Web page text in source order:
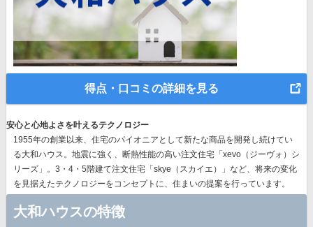
得点・口コミの詳細を見る
安心と心地よさを叶えるテクノロジー
1955年の創業以来、 住宅のパイオニア として新たな商品を開発し続けてい
る大和ハウス。地震に強く、断熱性能の高い注文住宅「xevo（ジーヴォ）シ
リーズ」。3・4・5階建て注文住宅「skye（スカイエ）」など、 将来の変化
を見据えたテクノロジーをコンセプトに、住まいの提案を行っています。
大和ハウスの特徴